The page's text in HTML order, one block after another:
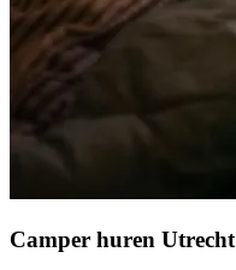
Camper huren Utrecht